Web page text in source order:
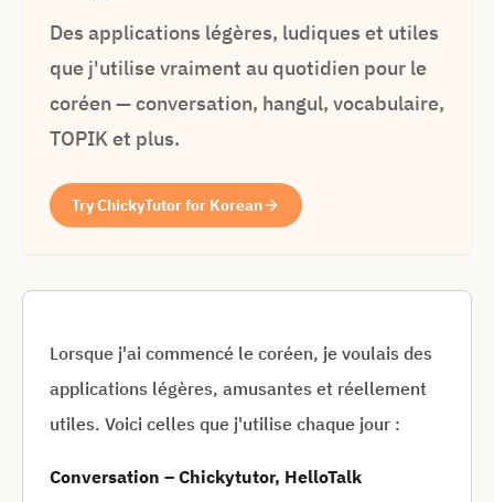
Des applications légères, ludiques et utiles
que j'utilise vraiment au quotidien pour le
coréen — conversation, hangul, vocabulaire,
TOPIK et plus.
Try ChickyTutor for Korean
Lorsque j'ai commencé le coréen, je voulais des
applications légères, amusantes et réellement
utiles. Voici celles que j'utilise chaque jour :
Conversation – Chickytutor, HelloTalk